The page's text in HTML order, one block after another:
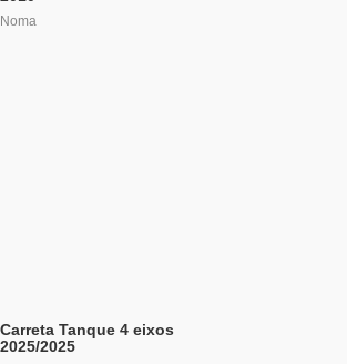
Noma
Carreta Tanque 4 eixos
2025/2025